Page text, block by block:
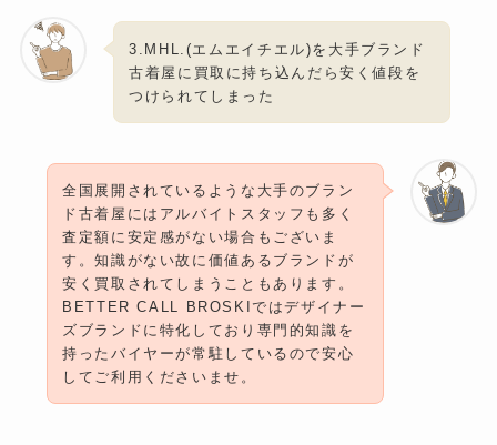
3.MHL.(エムエイチエル)を大手ブランド
古着屋に買取に持ち込んだら安く値段を
つけられてしまった
全国展開されているような大手のブラン
ド古着屋にはアルバイトスタッフも多く
査定額に安定感がない場合もございま
す。知識がない故に価値あるブランドが
安く買取されてしまうこともあります。
BETTER CALL BROSKIではデザイナー
ズブランドに特化しており専門的知識を
持ったバイヤーが常駐しているので安心
してご利用くださいませ。